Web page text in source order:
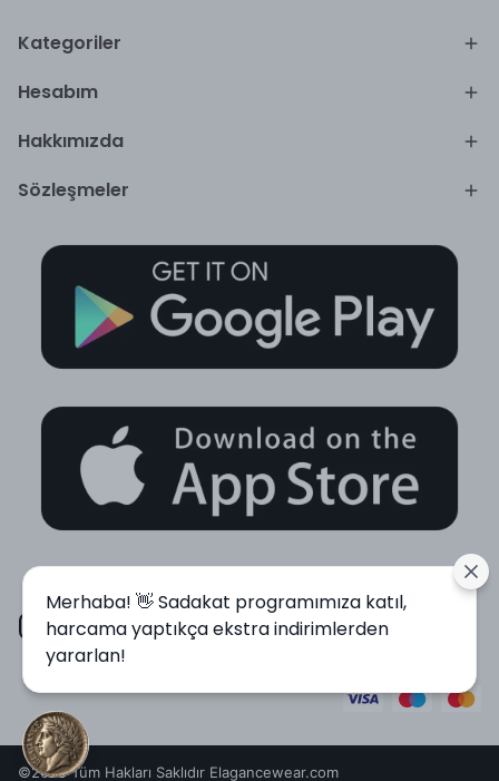
Kategoriler
Hesabım
Hakkımızda
Sözleşmeler
©2020 Tüm Hakları Saklıdır Elagancewear.com
Merhaba! 👋 Sadakat programımıza katıl,
harcama yaptıkça ekstra indirimlerden
yararlan!